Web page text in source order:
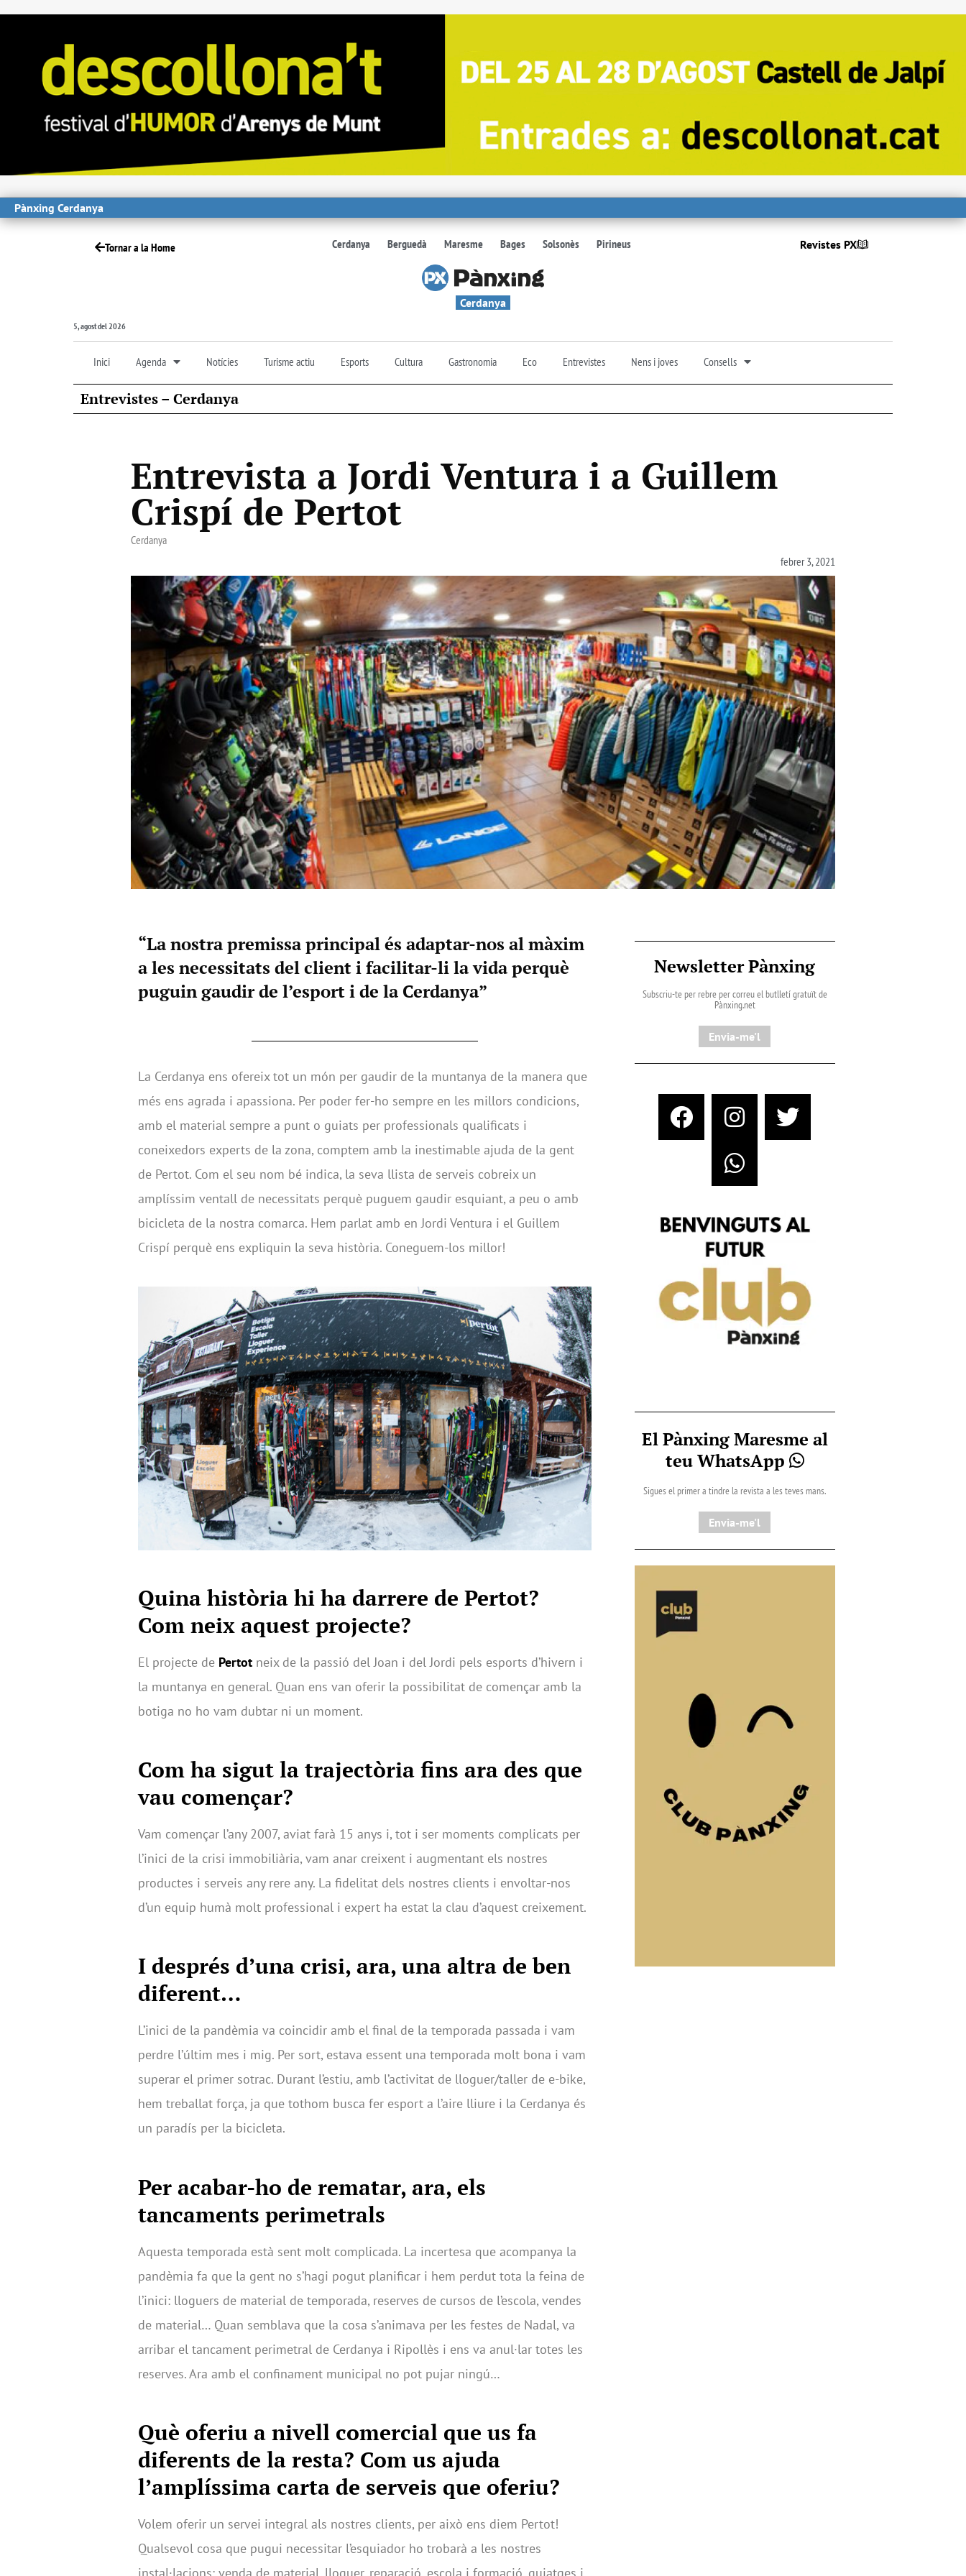
Pànxing Cerdanya
Tornar a la Home Cerdanya Berguedà Maresme Bages Solsonès Pirineus Revistes PX
Cerdanya
5, agost del 2026
Inici Agenda Notícies Turisme actiu Esports Cultura Gastronomia Eco Entrevistes Nens i joves Consells
Entrevistes – Cerdanya
Entrevista a Jordi Ventura i a Guillem
Crispí de Pertot
Cerdanya
febrer 3, 2021
“La nostra premissa principal és adaptar-nos al màxim
a les necessitats del client i facilitar-li la vida perquè
puguin gaudir de l’esport i de la Cerdanya”
La Cerdanya ens ofereix tot un món per gaudir de la muntanya de la manera que
més ens agrada i apassiona. Per poder fer-ho sempre en les millors condicions,
amb el material sempre a punt o guiats per professionals qualificats i
coneixedors experts de la zona, comptem amb la inestimable ajuda de la gent
de Pertot. Com el seu nom bé indica, la seva llista de serveis cobreix un
amplíssim ventall de necessitats perquè puguem gaudir esquiant, a peu o amb
bicicleta de la nostra comarca. Hem parlat amb en Jordi Ventura i el Guillem
Crispí perquè ens expliquin la seva història. Coneguem-los millor!
Quina història hi ha darrere de Pertot?
Com neix aquest projecte?
El projecte de Pertot neix de la passió del Joan i del Jordi pels esports d’hivern i
la muntanya en general. Quan ens van oferir la possibilitat de començar amb la
botiga no ho vam dubtar ni un moment.
Com ha sigut la trajectòria fins ara des que
vau començar?
Vam començar l’any 2007, aviat farà 15 anys i, tot i ser moments complicats per
l’inici de la crisi immobiliària, vam anar creixent i augmentant els nostres
productes i serveis any rere any. La fidelitat dels nostres clients i envoltar-nos
d’un equip humà molt professional i expert ha estat la clau d’aquest creixement.
I després d’una crisi, ara, una altra de ben
diferent…
L’inici de la pandèmia va coincidir amb el final de la temporada passada i vam
perdre l’últim mes i mig. Per sort, estava essent una temporada molt bona i vam
superar el primer sotrac. Durant l’estiu, amb l’activitat de lloguer/taller de e-bike,
hem treballat força, ja que tothom busca fer esport a l’aire lliure i la Cerdanya és
un paradís per la bicicleta.
Per acabar-ho de rematar, ara, els
tancaments perimetrals
Aquesta temporada està sent molt complicada. La incertesa que acompanya la
pandèmia fa que la gent no s’hagi pogut planificar i hem perdut tota la feina de
l’inici: lloguers de material de temporada, reserves de cursos de l’escola, vendes
de material… Quan semblava que la cosa s’animava per les festes de Nadal, va
arribar el tancament perimetral de Cerdanya i Ripollès i ens va anul·lar totes les
reserves. Ara amb el confinament municipal no pot pujar ningú…
Què oferiu a nivell comercial que us fa
diferents de la resta? Com us ajuda
l’amplíssima carta de serveis que oferiu?
Volem oferir un servei integral als nostres clients, per això ens diem Pertot!
Qualsevol cosa que pugui necessitar l’esquiador ho trobarà a les nostres
Newsletter Pànxing
Subscriu-te per rebre per correu el butlletí gratuït de
Pànxing.net​
Envia-me'l
El Pànxing Maresme al
teu WhatsApp
Sigues el primer a tindre la revista a les teves mans.
Envia-me'l